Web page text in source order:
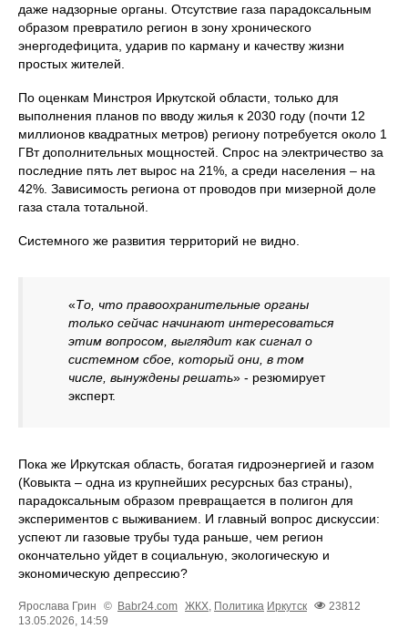
даже надзорные органы. Отсутствие газа парадоксальным
образом превратило регион в зону хронического
энергодефицита, ударив по карману и качеству жизни
простых жителей.
По оценкам Минстроя Иркутской области, только для
выполнения планов по вводу жилья к 2030 году (почти 12
миллионов квадратных метров) региону потребуется около 1
ГВт дополнительных мощностей. Спрос на электричество за
последние пять лет вырос на 21%, а среди населения – на
42%. Зависимость региона от проводов при мизерной доле
газа стала тотальной.
Системного же развития территорий не видно.
«То, что правоохранительные органы
только сейчас начинают интересоваться
этим вопросом, выглядит как сигнал о
системном сбое, который они, в том
числе, вынуждены решать» - резюмирует
эксперт.
Пока же Иркутская область, богатая гидроэнергией и газом
(Ковыкта – одна из крупнейших ресурсных баз страны),
парадоксальным образом превращается в полигон для
экспериментов с выживанием. И главный вопрос дискуссии:
успеют ли газовые трубы туда раньше, чем регион
окончательно уйдет в социальную, экологическую и
экономическую депрессию?
Ярослава Грин © Babr24.com ЖКХ, Политика Иркутск
23812
13.05.2026, 14:59